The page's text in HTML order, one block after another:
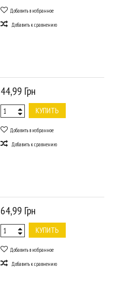
Добавить в избранное
Добавить к сравнению
44,99 Грн
КУПИТЬ
Добавить в избранное
Добавить к сравнению
64,99 Грн
КУПИТЬ
Добавить в избранное
Добавить к сравнению